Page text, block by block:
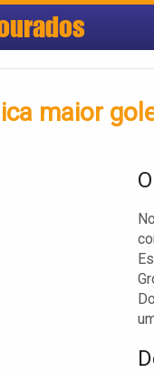
maior